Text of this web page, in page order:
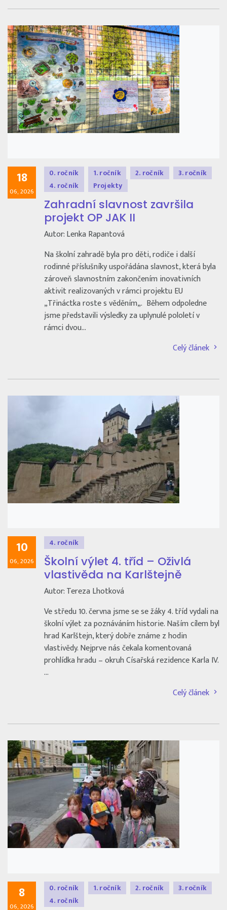
18
06, 2026
0. ročník 1. ročník 2. ročník
3. ročník
4. ročník
Projekty
Zahradní slavnost završila
projekt OP JAK II
Autor: Lenka Rapantová
Na školní zahradě byla pro děti, rodiče i další
rodinné příslušníky uspořádána slavnost, která byla
zároveň slavnostním zakončením inovativních
aktivit realizovaných v rámci projektu EU
„Třináctka roste s věděním„. Během odpoledne
jsme představili výsledky za uplynulé pololetí v
rámci dvou…
Celý článek
10
06, 2026
4. ročník
Školní výlet 4. tříd – Oživlá
vlastivěda na Karlštejně
Autor: Tereza Lhotková
Ve středu 10. června jsme se se žáky 4. tříd vydali na
školní výlet za poznáváním historie. Naším cílem byl
hrad Karlštejn, který dobře známe z hodin
vlastivědy. Nejprve nás čekala komentovaná
prohlídka hradu – okruh Císařská rezidence Karla IV.
…
Celý článek
8
06, 2026
0. ročník 1. ročník 2. ročník
3. ročník
4. ročník